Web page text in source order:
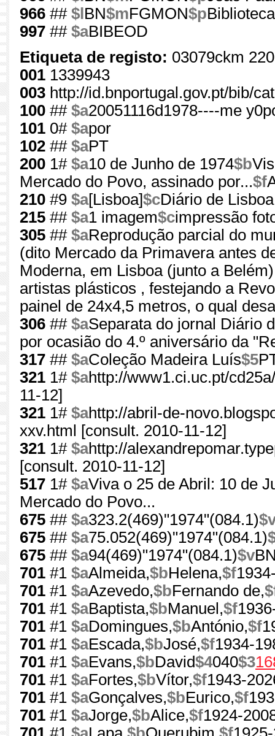
966 ## $l BN$mFGMON$p
997 ## $aBIBEOD
Etiqueta de registo: 03079ckm
001 1339943
003 http://id.bnportugal.gov.pt/bib/
100 ## $a20051116d1978----me
101 0# $apor
102 ## $aPT
200 1# $a10 de Junho de 1974$b
Mercado do Povo, assinado por...$f
210 #9 $a[Lisboa]$cDiário de
215 ## $a1 imagem$cimpressão
305 ## $aReprodução parcial do
(dito Mercado da Primavera antes
Moderna, em Lisboa (junto a
artistas plásticos , festejando a
painel de 24x4,5 metros, o qual
306 ## $aSeparata do jornal Diário
por ocasião do 4.º aniversário da
317 ## $aColeção Madeira Luís$5
321 1# $ahttp://www1.ci.uc.pt/
11-12]
321 1# $ahttp://abril-de-
xxv.html [consult. 2010-11-12]
321 1# $ahttp://
[consult. 2010-11-12]
517 1# $aViva o 25 de Abril: 10 de
Mercado do Povo...
675 ## $a323.2(469)"1974"(084.1)
675 ## $a75.052(469)"1974"(084.1)
675 ## $a94(469)"1974"(084.1)$v
701 #1 $aAlmeida,$bHelena,$f
701 #1 $aAzevedo,$bFernando de,
701 #1 $aBaptista,$bManuel,$f
701 #1 $aDomingues,$bAntónio,$f
701 #1 $aEscada,$bJosé,$f1934-
701 #1 $aEvans,$bDavid$4040$3
701 #1 $aFortes,$bVítor,$f1943-
701 #1 $aGonçalves,$bEurico,$f
701 #1 $aJorge,$bAlice,$f1924-